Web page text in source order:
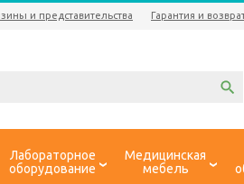
и представительства Гарантия и
Лабораторное
оборудование
Медицинская
мебель